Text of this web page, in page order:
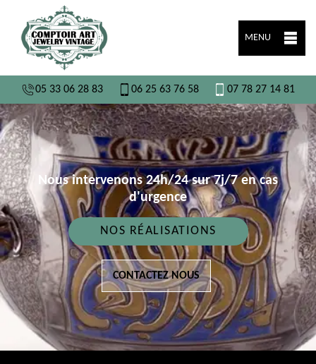
MENU
05 33 06 28 83 06 25 63 76 58 07 78 27 14 81
Nous intervenons 24h/24 sur 7j/7 en cas
d'urgence
NOS RÉALISATIONS
CONTACTEZ NOUS